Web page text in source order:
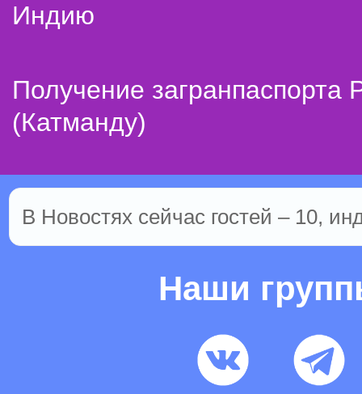
Индию
Получение
(Катманду)
В Новостях сейчас гостей – 10,
Наши